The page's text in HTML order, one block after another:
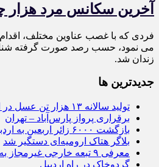
آخرین سکانس مرد هزار
فردی که با غصب عناوین مختلف، اقدام
می نمود، حسب رصد صورت گرفته
زندان شد.
جديدترين ها
تولید سالانه ۱۳ هزار تن عسل در اردبیل
برقراری پرواز پارس‌آباد – تهران
بازگشت ۶۰۰۰ زائر اربعین به اردبیل
بلاگر هتاک ارومیه‌ای دستگیر شد
معرفی ۹ تبعه خارجی غیرمجاز به مراجع قضایی در اردبیل
گردوخاک در راه اردبیل